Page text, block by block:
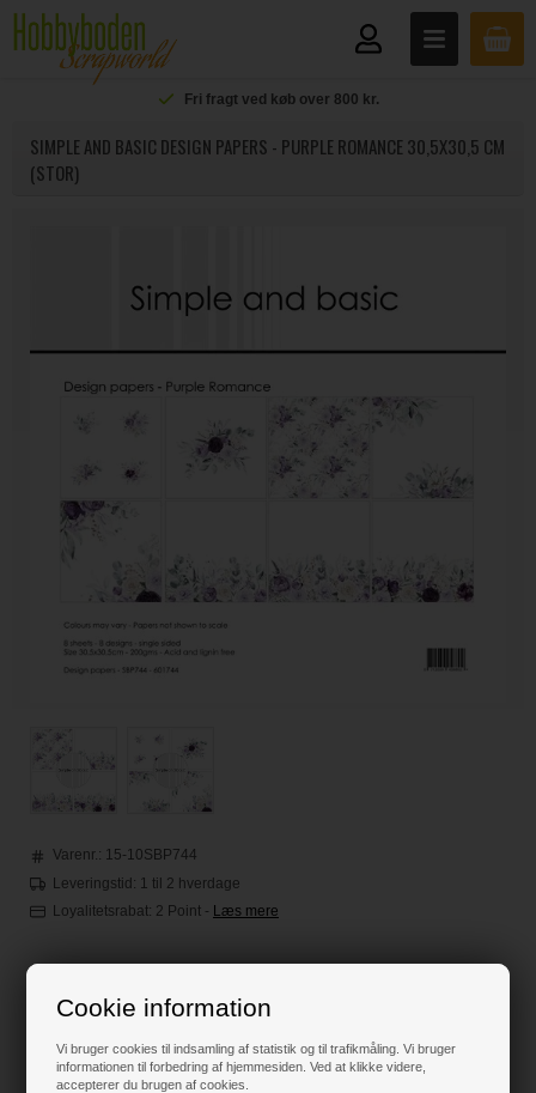
Cookie information
Vi bruger cookies til indsamling af statistik og til trafikmåling. Vi bruger
informationen til forbedring af hjemmesiden. Ved at klikke videre,
accepterer du brugen af cookies.
Fri fragt ved køb over 800 kr.
SIMPLE AND BASIC DESIGN PAPERS - PURPLE ROMANCE 30,5X30,5 CM
(STOR)
Varenr.: 15-10SBP744
Leveringstid: 1 til 2 hverdage
Loyalitetsrabat: 2 Point - Læs mere
65,00DKK
Klik her for pris inkl. fragt